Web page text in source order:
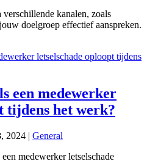
kanalen, zoals
doelgroep effectief aanspreken.
een medewerker
tijdens het werk?
2024 | General
medewerker letselschade